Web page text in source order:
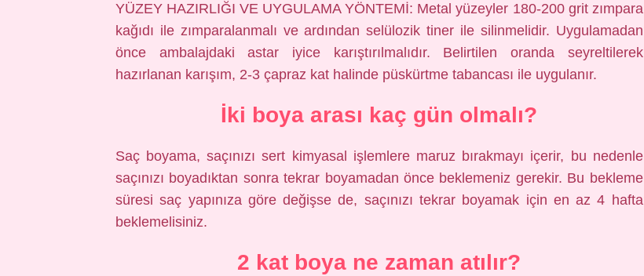
YÜZEY HAZIRLIĞI VE UYGULAMA YÖNTEMİ: Metal yüzeyler 180-200 grit zımpara
kağıdı ile zımparalanmalı ve ardından selülozik tiner ile silinmelidir. Uygulamadan
önce ambalajdaki astar iyice karıştırılmalıdır. Belirtilen oranda seyreltilerek
hazırlanan karışım, 2-3 çapraz kat halinde püskürtme tabancası ile uygulanır.
İki boya arası kaç gün olmalı?
Saç boyama, saçınızı sert kimyasal işlemlere maruz bırakmayı içerir, bu nedenle
saçınızı boyadıktan sonra tekrar boyamadan önce beklemeniz gerekir. Bu bekleme
süresi saç yapınıza göre değişse de, saçınızı tekrar boyamak için en az 4 hafta
beklemelisiniz.
2 kat boya ne zaman atılır?